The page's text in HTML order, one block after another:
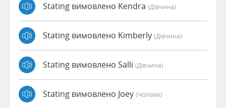
Stating вимовлено Kendra (дівчина)
Stating вимовлено Kimberly (дівчина)
Stating вимовлено Salli (дівчина)
Stating вимовлено Joey (чоловік)